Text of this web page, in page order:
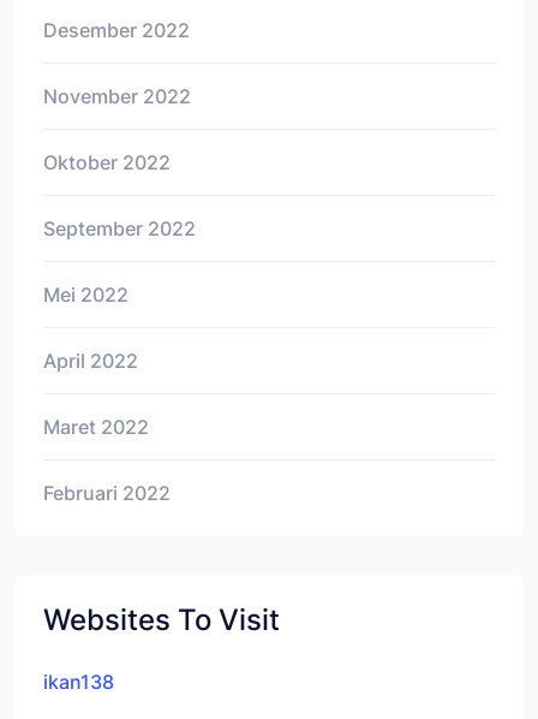
Desember 2022
November 2022
Oktober 2022
September 2022
Mei 2022
April 2022
Maret 2022
Februari 2022
Websites To Visit
ikan138